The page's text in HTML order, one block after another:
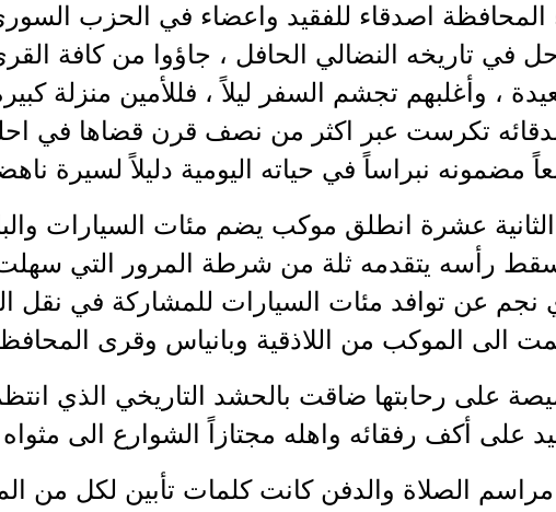
المحافظة اصدقاء للفقيد واعضاء في الحزب
في تاريخه النضالي الحافل ، جاؤوا من كافة
، وأغلبهم تجشم السفر ليلاً ، فللأمين منزلة
تكرست عبر اكثر من نصف قرن قضاها في
مضمونه نبراساً في حياته اليومية دليلاً لسيرة
عشرة انطلق موكب يضم مئات السيارات
رأسه يتقدمه ثلة من شرطة المرور التي سهلت
نجم عن توافد مئات السيارات للمشاركة في
الى الموكب من اللاذقية وبانياس وقرى
على رحابتها ضاقت بالحشد التاريخي الذي
على أكف رفقائه واهله مجتازاً الشوارع الى
مراسم الصلاة والدفن كانت كلمات تأبين لكل من